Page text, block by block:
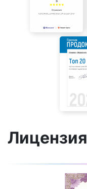
Лицензия